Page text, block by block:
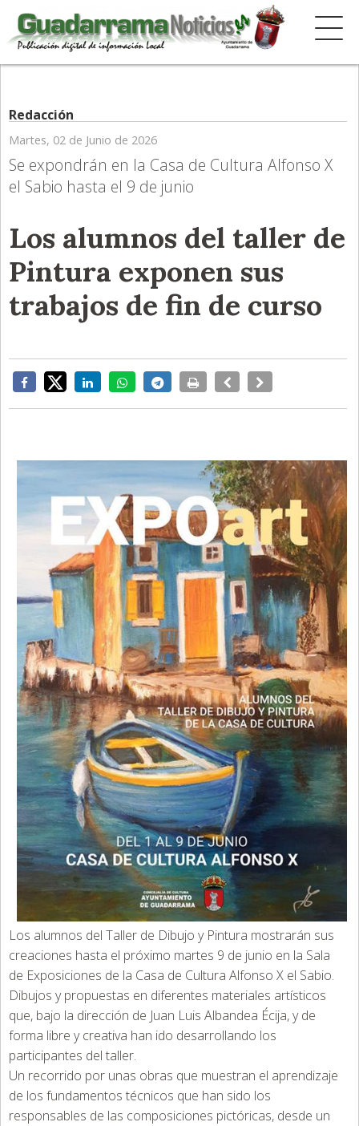
Redacción
Martes, 02 de Junio de 2026
Se expondrán en la Casa de Cultura Alfonso X
el Sabio hasta el 9 de junio
Los alumnos del taller de
Pintura exponen sus
trabajos de fin de curso
Los alumnos del Taller de Dibujo y Pintura mostrarán sus
creaciones hasta el próximo martes 9 de junio en la Sala
de Exposiciones de la Casa de Cultura Alfonso X el Sabio.
Dibujos y propuestas en diferentes materiales artísticos
que, bajo la dirección de Juan Luis Albandea Écija, y de
forma libre y creativa han ido desarrollando los
participantes del taller.
Un recorrido por unas obras que muestran el aprendizaje
de los fundamentos técnicos que han sido los
responsables de las composiciones pictóricas, desde un